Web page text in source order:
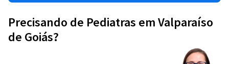
Precisando de Pediatras em Valparaíso
de Goiás?